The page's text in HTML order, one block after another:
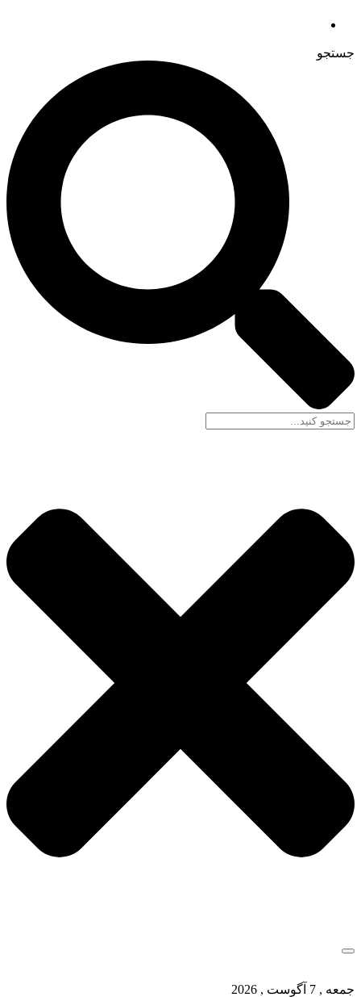
جستجو
جمعه , 7 آگوست , 2026